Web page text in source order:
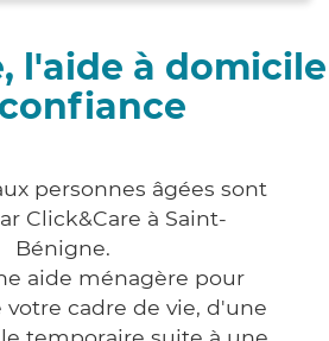
l'aide à domicile
personnes âgées sont
Click&Care à Saint-
Bénigne.
aide ménagère pour
cadre de vie, d'une